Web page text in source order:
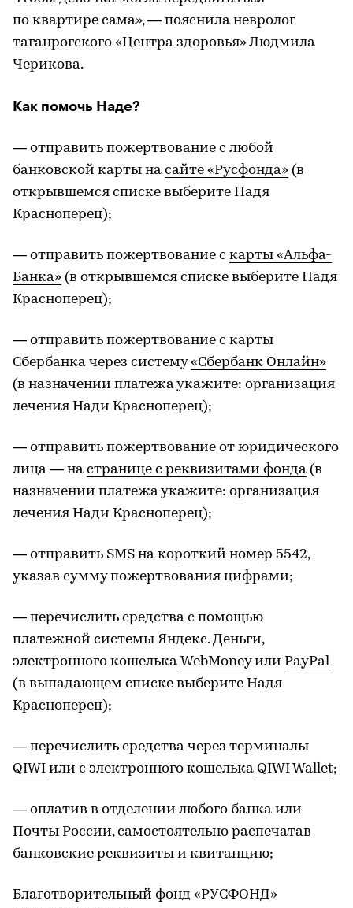
по квартире сама», — пояснила невролог
таганрогского «Центра здоровья» Людмила
Черикова.
Как помочь Наде?
— отправить пожертвование с любой
банковской карты на сайте «Русфонда» (в
открывшемся списке выберите Надя
Красноперец);
— отправить пожертвование с карты «Альфа-
Банка» (в открывшемся списке выберите Надя
Красноперец);
— отправить пожертвование с карты
Сбербанка через систему«Сбербанк Онлайн»
(в назначении платежа укажите: организация
лечения Нади Красноперец);
— отправить пожертвование от юридического
лица — на странице с реквизитами фонда (в
назначении платежа укажите: организация
лечения Нади Красноперец);
— отправить SMS на короткий номер 5542,
указав сумму пожертвования цифрами;
— перечислить средства с помощью
платежной системыЯндекс. Деньги,
электронного кошелька WebMoneyили PayPal
(в выпадающем списке выберите Надя
Красноперец);
— перечислить средства через терминалы
QIWI или с электронного кошелька QIWI Wallet;
— оплатив в отделении любого банка или
Почты России, самостоятельно распечатав
банковские реквизиты и квитанцию;
Благотворительный фонд «РУСФОНД»